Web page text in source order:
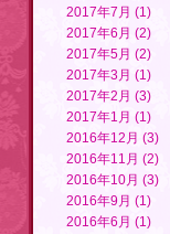
2017年7月 (1)
2017年6月 (2)
2017年5月 (2)
2017年3月 (1)
2017年2月 (3)
2017年1月 (1)
2016年12月 (3)
2016年11月 (2)
2016年10月 (3)
2016年9月 (1)
2016年6月 (1)